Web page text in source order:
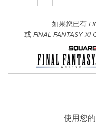
如果您已有
或 FINAL FANTASY XI
使用您